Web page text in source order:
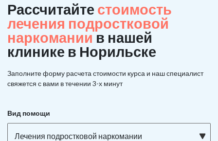
Рассчитайте стоимость
лечения подростковой
наркоманиив нашей
клинике в Норильске
Заполните форму расчета стоимости курса и наш специалист
свяжется с вами в течении 3-х минут
Вид помощи
Лечения подростковой наркомании